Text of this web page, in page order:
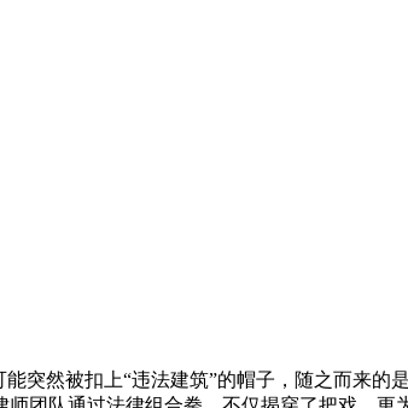
突然被扣上“违法建筑”的帽子，随之而来的